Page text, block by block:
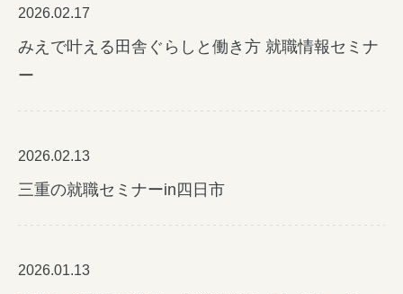
イベントカレンダー
三重の就職関連MOVIE
お知らせ
お問い合わせ
2026.02.17
みえで叶える田舎ぐらしと働き方 就職情報セミナ
ー
2026.02.13
三重の就職セミナーin四日市
2026.01.13